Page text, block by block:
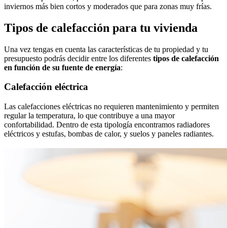
inviernos más bien cortos y moderados que para zonas muy frías.
Tipos de calefacción para tu vivienda
Una vez tengas en cuenta las características de tu propiedad y tu
presupuesto podrás decidir entre los diferentes tipos de calefacción
en función de su fuente de energía:
Calefacción eléctrica
Las calefacciones eléctricas no requieren mantenimiento y permiten
regular la temperatura, lo que contribuye a una mayor
confortabilidad. Dentro de esta tipología encontramos radiadores
eléctricos y estufas, bombas de calor, y suelos y paneles radiantes.